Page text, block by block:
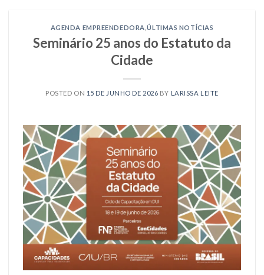
AGENDA EMPREENDEDORA ,ÚLTIMAS NOTÍCIAS
Seminário 25 anos do Estatuto da
Cidade
POSTED ON 15 DE JUNHO DE 2026 BY LARISSA LEITE